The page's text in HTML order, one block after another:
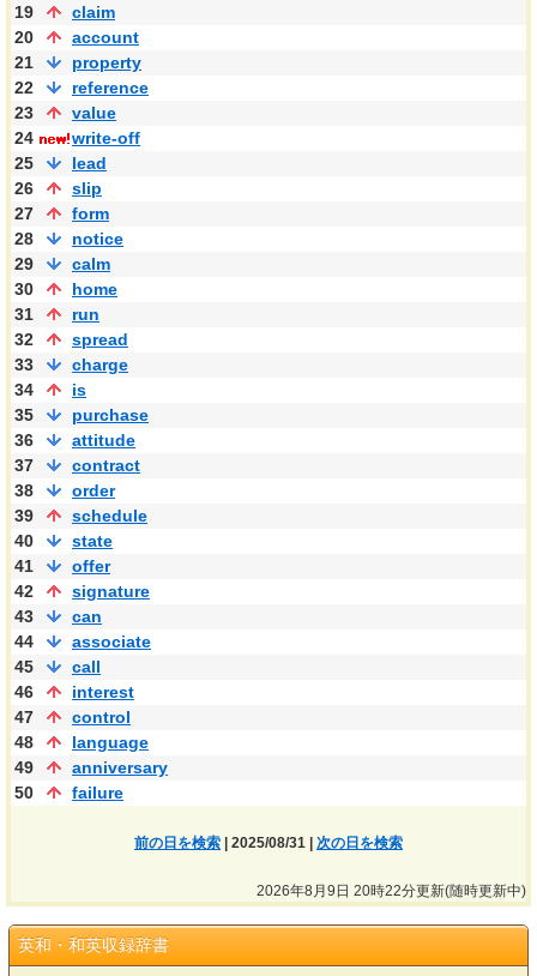
19
claim
20
account
21
property
22
reference
23
value
24
write-off
25
lead
26
slip
27
form
28
notice
29
calm
30
home
31
run
32
spread
33
charge
34
is
35
purchase
36
attitude
37
contract
38
order
39
schedule
40
state
41
offer
42
signature
43
can
44
associate
45
call
46
interest
47
control
48
language
49
anniversary
50
failure
前の日を検索 | 2025/08/31 | 次の日を検索
2026年8月9日 20時22分更新(随時更新中)
英和・和英収録辞書